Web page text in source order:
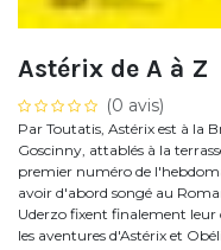
Astérix de A à Z
(0 avis)
Par Toutatis, Astérix est à la
Goscinny, attablés à la
premier numéro de
avoir d'abord songé au
Uderzo fixent finalement leur
les aventures d'Astérix et